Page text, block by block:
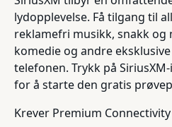
lydopplevelse. Få tilgang til
reklamefri musikk, snakk og
komedie og andre
telefonen. Trykk på
for å starte den gratis
Krever Premium